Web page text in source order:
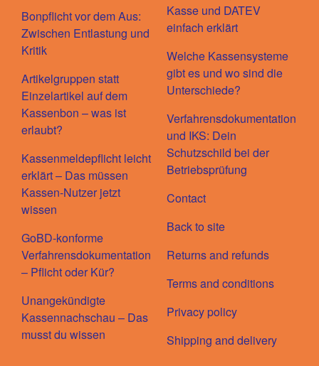
Bonpflicht vor dem Aus:
Zwischen Entlastung und
Kritik
Artikelgruppen statt
Einzelartikel auf dem
Kassenbon – was ist
erlaubt?
Kassenmeldepflicht leicht
erklärt – Das müssen
Kassen-Nutzer jetzt
wissen
GoBD-konforme
Verfahrensdokumentation
– Pflicht oder Kür?
Unangekündigte
Kassennachschau – Das
musst du wissen
Kasse und DATEV
einfach erklärt
Welche Kassensysteme
gibt es und wo sind die
Unterschiede?
Verfahrensdokumentation
und IKS: Dein
Schutzschild bei der
Betriebsprüfung
Contact
Back to site
Returns and refunds
Terms and conditions
Privacy policy
Shipping and delivery